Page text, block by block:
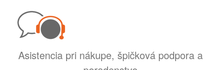
Asistencia pri nákupe, špičková podpora a